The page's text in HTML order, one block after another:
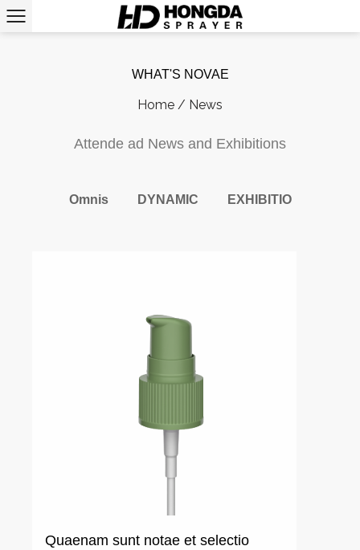
WHAT'S NOVAE
Home / News
Attende ad News and Exhibitions
Omnis DYNAMIC EXHIBITIO
Quaenam sunt notae et selectio